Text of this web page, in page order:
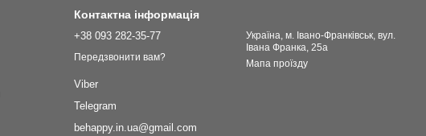
Контактна інформація
+38 093 282-35-77
Передзвонити вам?
Viber
Telegram
behappy.in.ua@gmail.com
Українa, м. Івано-Франківськ, вул.
Івана Франка, 25а
Мапа проїзду